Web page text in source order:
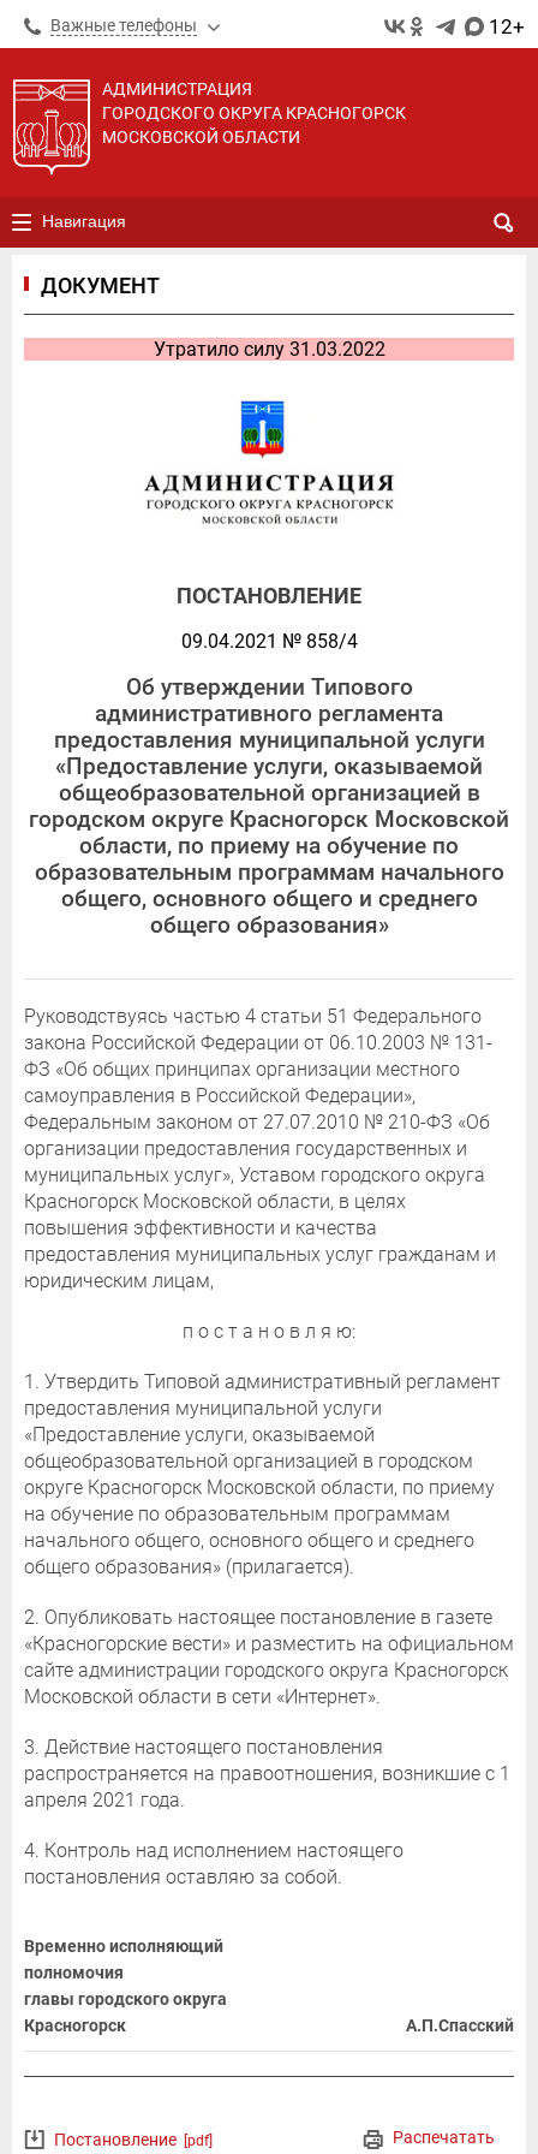
Важные телефоны 12+
АДМИНИСТРАЦИЯ
ГОРОДСКОГО ОКРУГА КРАСНОГОРСК
МОСКОВСКОЙ ОБЛАСТИ
Навигация
ДОКУМЕНТ
Утратило силу 31.03.2022
ПОСТАНОВЛЕНИЕ
09.04.2021 № 858/4
Об утверждении Типового
административного регламента
предоставления муниципальной услуги
«Предоставление услуги, оказываемой
общеобразовательной организацией в
городском округе Красногорск Московской
области, по приему на обучение по
образовательным программам начального
общего, основного общего и среднего
общего образования»
Руководствуясь частью 4 статьи 51 Федерального
закона Российской Федерации от 06.10.2003 № 131-
ФЗ «Об общих принципах организации местного
самоуправления в Российской Федерации»,
Федеральным законом от 27.07.2010 № 210-ФЗ «Об
организации предоставления государственных и
муниципальных услуг», Уставом городского округа
Красногорск Московской области, в целях
повышения эффективности и качества
предоставления муниципальных услуг гражданам и
юридическим лицам,
п о с т а н о в л я ю:
1. Утвердить Типовой административный регламент
предоставления муниципальной услуги
«Предоставление услуги, оказываемой
общеобразовательной организацией в городском
округе Красногорск Московской области, по приему
на обучение по образовательным программам
начального общего, основного общего и среднего
общего образования» (прилагается).
2. Опубликовать настоящее постановление в газете
«Красногорские вести» и разместить на официальном
сайте администрации городского округа Красногорск
Московской области в сети «Интернет».
3. Действие настоящего постановления
распространяется на правоотношения, возникшие с 1
апреля 2021 года.
4. Контроль над исполнением настоящего
постановления оставляю за собой.
Временно исполняющий
полномочия
главы городского округа
Красногорск
А.П.Спасский
Распечатать
Постановление [pdf]